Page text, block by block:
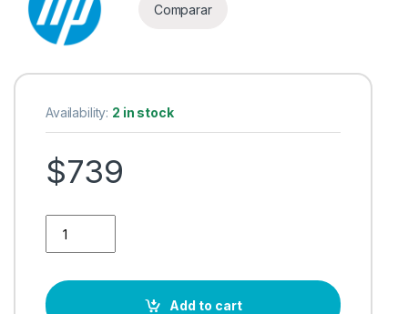
Comparar
Availability: 2 in stock
$739
Add to cart